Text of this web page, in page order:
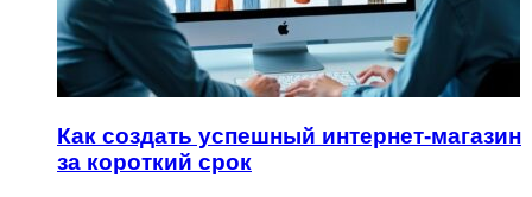
Как создать успешный интернет-магазин
за короткий срок